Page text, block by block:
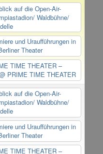
auf die Open-Air-
Waldbühne/
und Uraufführungen in
Theater
TIME THEATER –
PRIME TIME THEATER
auf die Open-Air-
Waldbühne/
und Uraufführungen in
Theater
TIME THEATER –